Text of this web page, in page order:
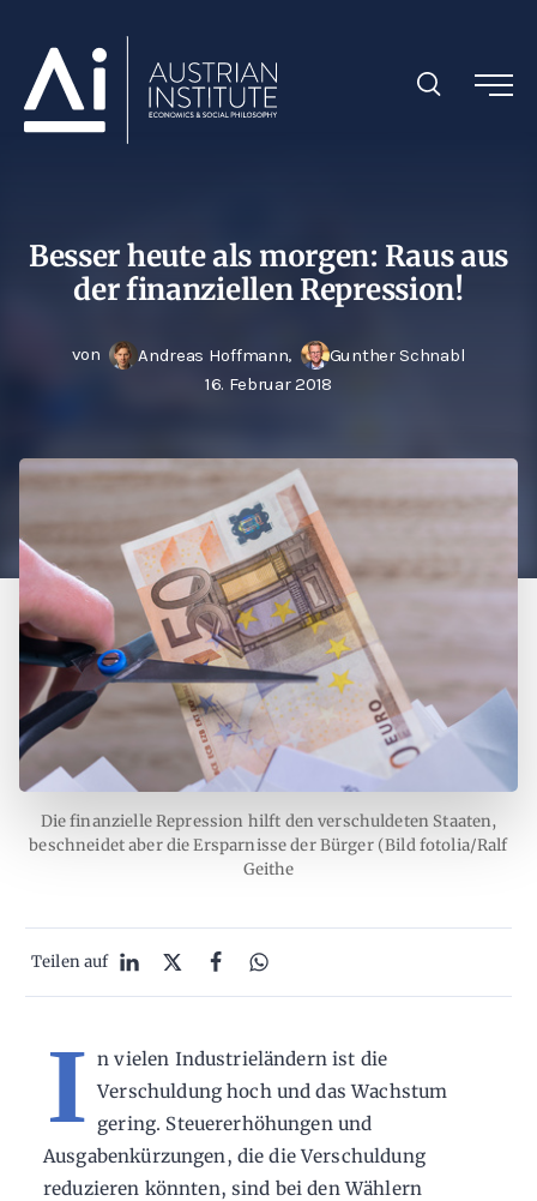
Besser heute als morgen: Raus aus
der finanziellen Repression!
von Andreas Hoffmann,
Gunther Schnabl
16. Februar 2018
Die finanzielle Repression hilft den verschuldeten Staaten,
beschneidet aber die Ersparnisse der Bürger (Bild fotolia/Ralf
Geithe
Teilen auf
I n vielen Industrieländern ist die
Verschuldung hoch und das Wachstum
gering. Steuererhöhungen und
Ausgabenkürzungen, die die Verschuldung
reduzieren könnten, sind bei den Wählern